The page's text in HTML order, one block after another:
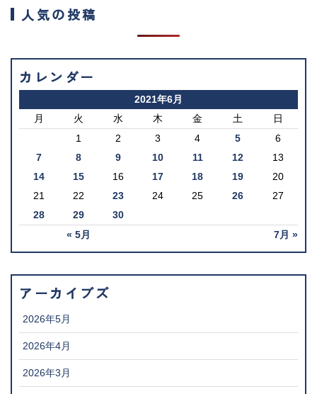
人気の投稿
カレンダー
2021年6月
月
火 水 木 金 土 日
« 5月 7月 »
1 2 3 4 5
6
7
8 9 10 11 12
13
14
15 16 17 18 19
20
21
22 23 24 25 26
27
28
29 30
アーカイブズ
2026年5月
2026年4月
2026年3月